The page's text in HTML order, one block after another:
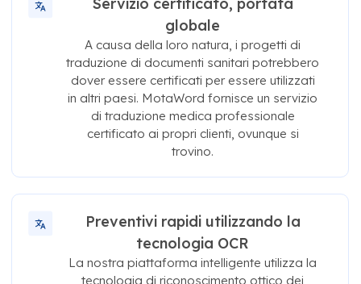
Servizio certificato, portata
globale
A causa della loro natura, i progetti di
traduzione di documenti sanitari potrebbero
dover essere certificati per essere utilizzati
in altri paesi. MotaWord fornisce un servizio
di traduzione medica professionale
certificato ai propri clienti, ovunque si
trovino.
Preventivi rapidi utilizzando la
tecnologia OCR
La nostra piattaforma intelligente utilizza la
tecnologia di riconoscimento ottico dei